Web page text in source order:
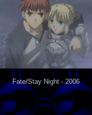
dessin animé
Vilain Petit Canard (2000)
dessin animé
Le Noël du vilain petit
Fate/Stay Night - 2006